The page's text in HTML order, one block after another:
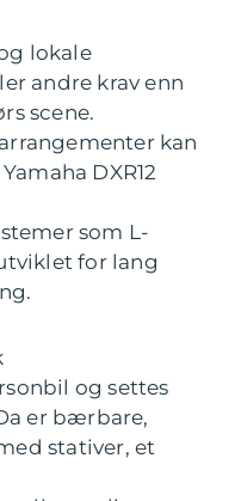
lokale
andre krav enn
scene.
kan
DXR12
som L-
for lang
og settes
er bærbare,
stativer, et